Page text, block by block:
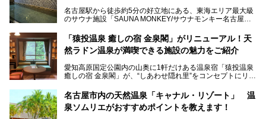
くある点が魅力です！
お好みの温泉施設を見つけて楽しんでくださいね。
名古屋駅から徒歩約5分の好立地にある、東海エリア最大級
のサウナ施設「SAUNA MONKEY/サウナモンキー名古屋」
「名古屋駅周辺ってサウナが少ないよね」という声をよく耳
にするだけあり、アクセスの良さにも胸が高鳴ります。
今回は普段は男性専用となっているパブリックサウナが、女
さっそく取材してきました！
「猿投温泉 癒しの宿 金泉閣」がリニューアル！天
然ラドン温泉が満喫できる施設の魅力をご紹介
愛知高原国定公園内の山奥に1軒だけある温泉宿「猿投温泉
癒しの宿 金泉閣」が、“しあわせ隠れ里”をコンセプトにリニ
天然ラドン温泉が堪能できるお風呂や、新設・改装された客
室、地元の食材と温泉水で作られたお料理……。
名古屋市内の天然温泉「キャナル・リゾート」 温
泉ソムリエがおすすめポイントを教えます！